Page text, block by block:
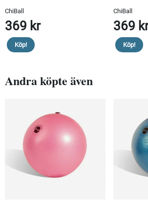
ChiBall
369 kr
Köp!
ChiBall
369
Köp!
Andra köpte även